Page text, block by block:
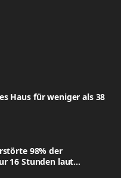
Haus für weniger als 38
98% der
16 Stunden laut...